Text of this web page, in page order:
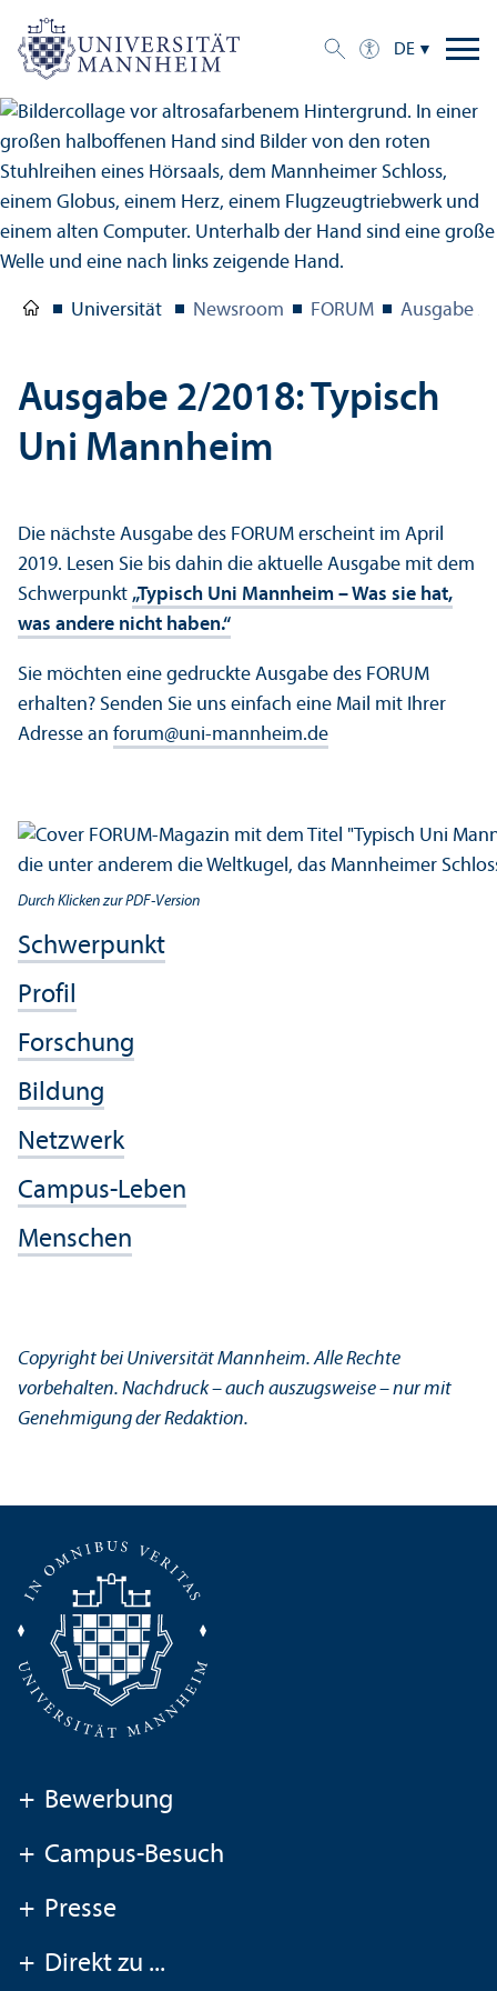
DE
Universität Newsroom FORUM Ausgabe 2/
Ausgabe 2/2018: Typisch
Uni Mannheim
Die nächste Ausgabe des FORUM erscheint im April
2019. Lesen Sie bis dahin die aktuelle Ausgabe mit dem
Schwerpunkt „Typisch Uni Mannheim – Was sie hat,
was andere nicht haben.“
Sie möchten eine gedruckte Ausgabe des FORUM
erhalten? Senden Sie uns einfach eine Mail mit Ihrer
Adresse an forum@uni-mannheim.de
Durch Klicken zur PDF-Version
Schwerpunkt
Profil
Forschung
Bildung
Netzwerk
Campus-Leben
Menschen
Copyright bei Universität Mannheim. Alle Rechte
vorbehalten. Nachdruck – auch auszugsweise – nur mit
Genehmigung der Redaktion.
+ Bewerbung
+ Campus-Besuch
+ Presse
+ Direkt zu ...